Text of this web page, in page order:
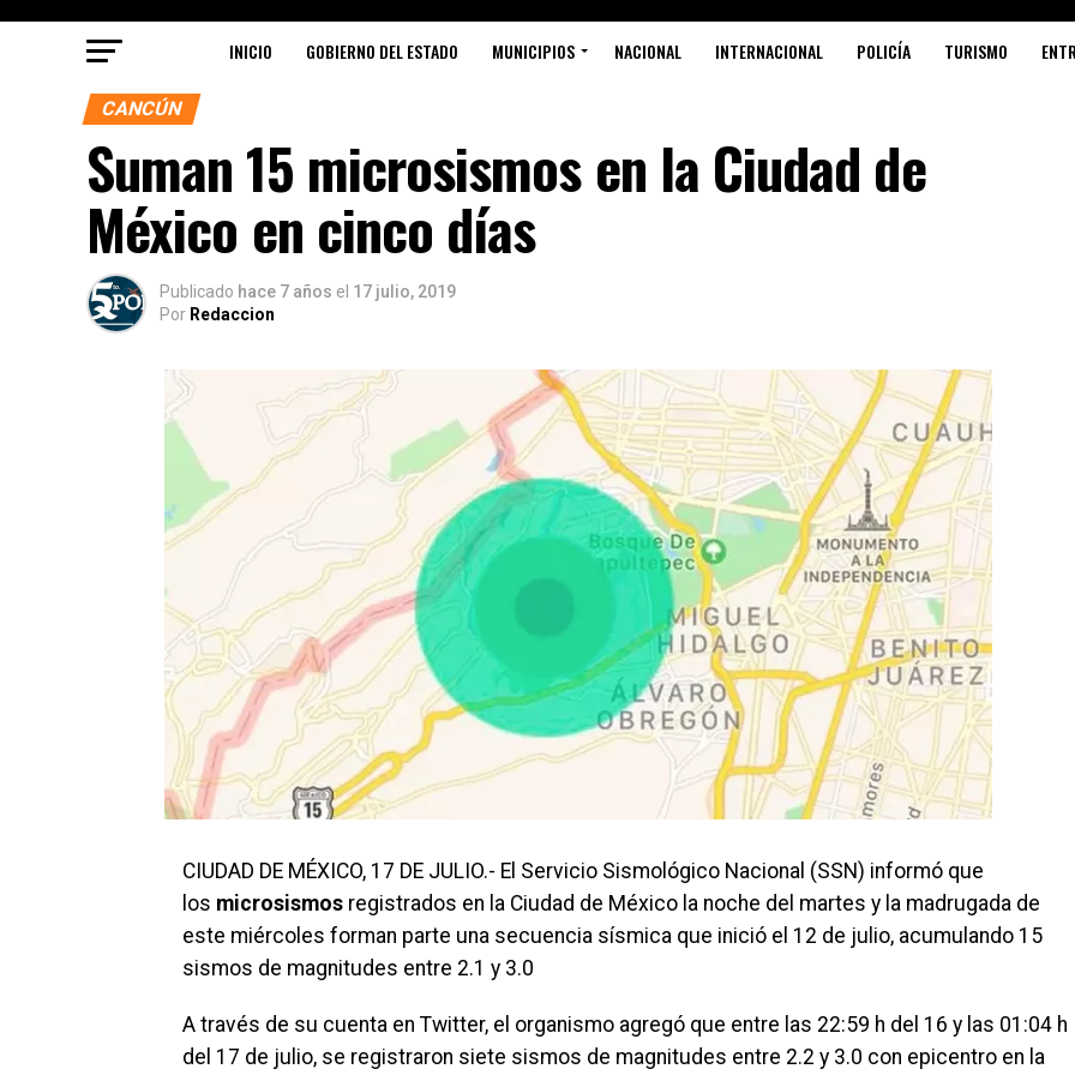
INICIO GOBIERNO DEL ESTADO MUNICIPIOS NACIONAL INTERNACIONAL POLICÍA TURISMO
CANCÚN
Suman 15 microsismos en la Ciudad de
México en cinco días
Publicado hace 7 años el 17 julio, 2019
Por Redaccion
CIUDAD DE MÉXICO, 17 DE JULIO.- El Servicio Sismológico Nacional (SSN) informó que
los microsismos registrados en la Ciudad de México la noche del martes y la madrugada de
este miércoles forman parte una secuencia sísmica que inició el 12 de julio, acumulando 15
sismos de magnitudes entre 2.1 y 3.0
A través de su cuenta en Twitter, el organismo agregó que entre las 22:59 h del 16 y las 01:04 h
del 17 de julio, se registraron siete sismos de magnitudes entre 2.2 y 3.0 con epicentro en la